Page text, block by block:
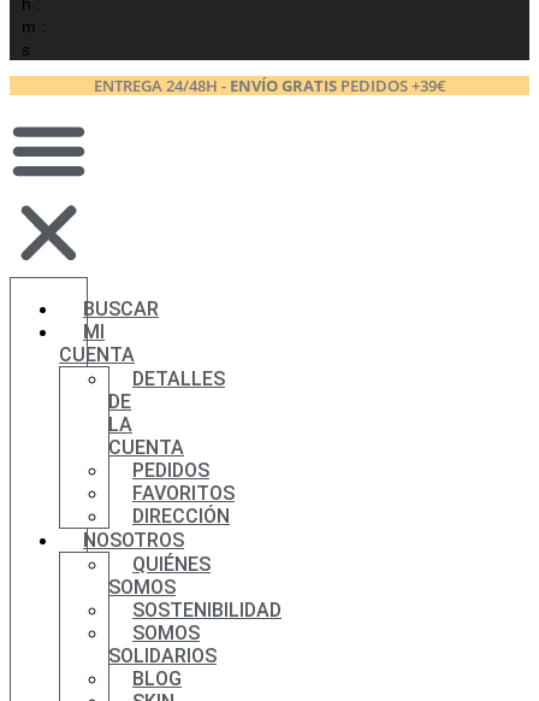
m :
s
ENTREGA 24/48H - ENVÍO GRATISPEDIDOS +39€
BUSCAR
MI
CUENTA
DETALLES
DE
LA
CUENTA
PEDIDOS
FAVORITOS
DIRECCIÓN
NOSOTROS
QUIÉNES
SOMOS
SOSTENIBILIDAD
SOMOS
SOLIDARIOS
BLOG